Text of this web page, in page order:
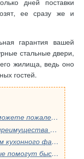
дней поставки
ее сразу же и
гарантия вашей
стальные двери,
жилища, ведь оно
гостей.
14 причин, по которым вы можете пожалеть о выборе кухонного фартука: распространенные ошибки, которые стоит избегать.
Всё о фартуке из плитки: преимущества и недостатки для вашей кухни
Как определиться с выбором кухонного фартука, учитывая дизайн квартиры
4 элемента декора, которые помогут быстро преобразить интерьер